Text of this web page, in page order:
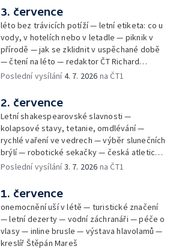
3. července
léto bez trávicích potíží — letní etiketa: co u
vody, v hotelích nebo v letadle — piknik v
přírodě — jak se zklidnit v uspěchané době
— čtení na léto — redaktor ČT Richard
Samko
Poslední vysílání4. 7. 2026 na ČT1
2. července
Letní shakespearovské slavnosti —
kolapsové stavy, tetanie, omdlévání —
rychlé vaření ve vedrech — výběr slunečních
brýlí — robotické sekačky — česká atletická
rekordmanka — psí seriál: výmarský
Poslední vysílání3. 7. 2026 na ČT1
1. července
onemocnění uší v létě — turistické značení
— letní dezerty — vodní záchranáři — péče o
vlasy — inline brusle — výstava hlavolamů —
kreslíř Štěpán Mareš